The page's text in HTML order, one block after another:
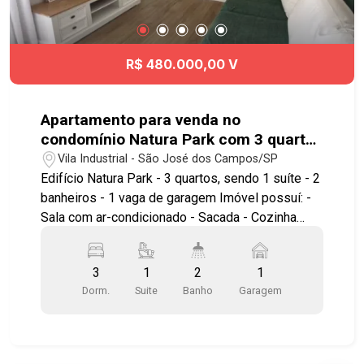
serviços e com fácil acesso às principais vias da
cidade. Agende já sua visita! #imobiliaria
#geraçãoimóveis #aptovenda #aptovendaSJC
#JardimdasIndustrias #aceitapet #elevador
R$ 480.000,00 V
Apartamento para venda no
condomínio Natura Park com 3 quartos
sendo 1 suíte - 65 m² - No bairro Vila
Industrial - SJC
Vila Industrial - São José dos Campos/SP
Edifício Natura Park - 3 quartos, sendo 1 suíte - 2
banheiros - 1 vaga de garagem Imóvel possuí: -
Sala com ar-condicionado - Sacada - Cozinha
Área de serviço com móveis planejados -
Varanda com vista permanente para o pôr do sol
Lazer com Piscina adulto com raia, Piscina
3
Dorm.
1
Suite
2
Banho
1
Garagem